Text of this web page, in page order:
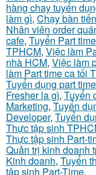
hàng chay tuyển
làm gì, Chạy bàn
Nhân viên order
cafe, Tuyển Part
TPHCM, Việc làm
nhà HCM, Việc làm
làm Part time ca tối
Tuyển dụng part
Fresher la gì, Tuyển
Marketing, Tuyển
Developer, Tuyển
Thực tập sinh
Thực tập sinh Part-
Quản trị kinh doanh
Kinh doanh, Tuyển
tập sinh Part-Time,